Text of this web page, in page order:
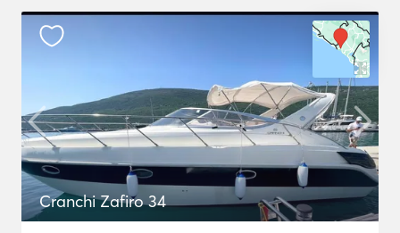
Cranchi Zafiro 34